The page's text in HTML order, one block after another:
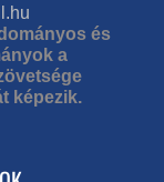
és
a
képezik.